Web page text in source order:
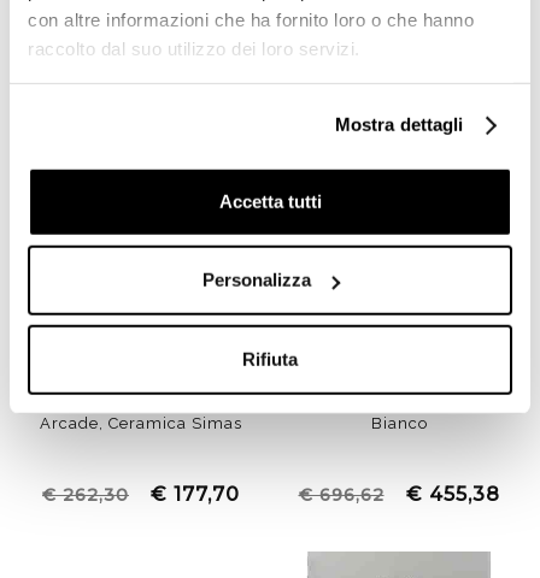
con altre informazioni che ha fornito loro o che hanno
raccolto dal suo utilizzo dei loro servizi.
Mostra dettagli
Accetta tutti
Personalizza
Rifiuta
Prodotti simili
Arcade, Ceramica Simas
€ 262,30 € 177,70
Bianco
€ 696,62 € 455,38